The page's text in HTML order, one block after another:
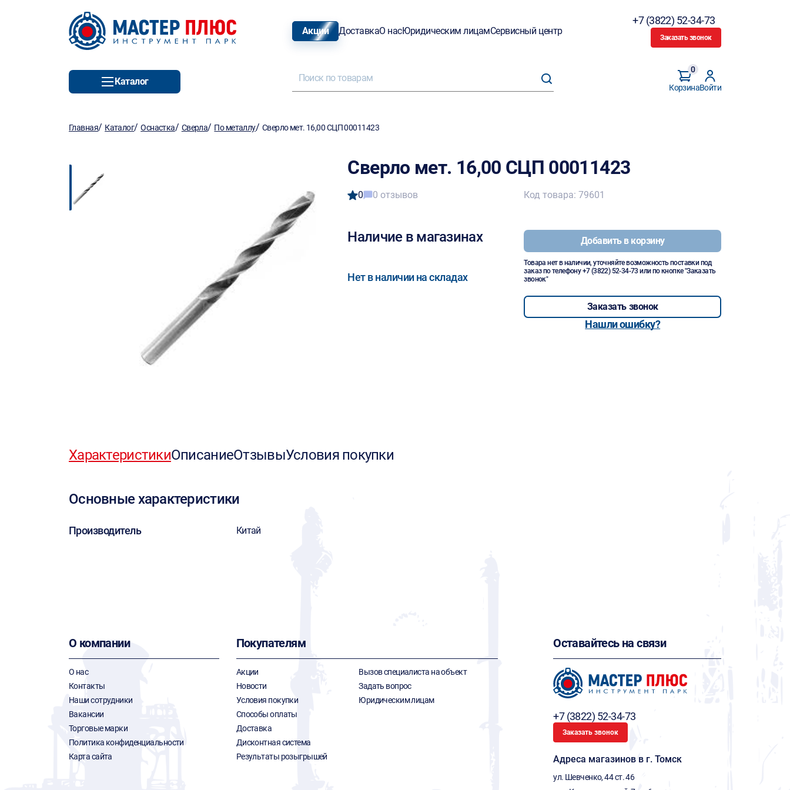
Акции ДоставкаО насЮридическим лицамСервисный центр
+7 (3822) 52-34-73
Заказать звонок
Каталог
Корзина
0
Войти
Главная/ Каталог/Оснастка/ Сверла/ По металлу/ Сверло мет. 16,00 СЦП 00011423
Сверло мет. 16,00 СЦП 00011423
0 0 отзывов
Наличие в магазинах
Нет в наличии на складах
Код товара: 79601
Добавить в корзину
Товара нет в наличии, уточняйте возможность поставки под
заказ по телефону+7 (3822) 52-34-73 или по кнопке "Заказать
звонок"
Заказать звонок
Нашли ошибку?
ХарактеристикиОписаниеОтзывыУсловия покупки
Основные характеристики
Производитель Китай
О компании
О нас
Контакты
Наши сотрудники
Вакансии
Торговые марки
Политика конфиденциальности
Карта сайта
Покупателям
Акции
Новости
Условия покупки
Способы оплаты
Доставка
Дисконтная система
Результаты розыгрышей
Вызов специалиста на объект
Задать вопрос
Юридическим лицам
Оставайтесь на связи
+7 (3822) 52-34-73
Заказать звонок
Адреса магазинов в г. Томск
ул. Шевченко, 44 ст. 46